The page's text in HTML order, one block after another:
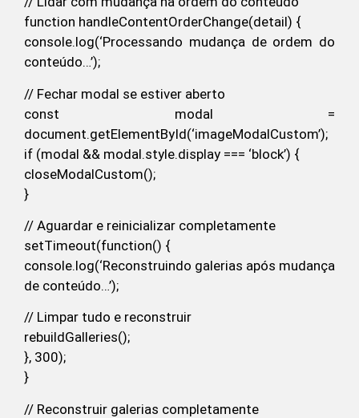
function handleContentOrderChange(detail) {
console.log(‘Processando mudança de ordem do
conteúdo…’);
// Fechar modal se estiver aberto
const modal =
document.getElementById(‘imageModalCustom’);
if (modal && modal.style.display === ‘block’) {
closeModalCustom();
}
// Aguardar e reinicializar completamente
setTimeout(function() {
console.log(‘Reconstruindo galerias após mudança
de conteúdo…’);
// Limpar tudo e reconstruir
rebuildGalleries();
}, 300);
}
// Reconstruir galerias completamente